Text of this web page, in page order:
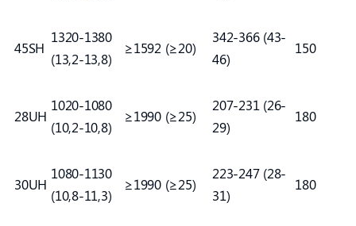
45SH
1320-1380
(13,2-13,8)
≥1592 (≥20)
342-366 (43-
46)
150
28UH
1020-1080
(10,2-10,8)
≥1990 (≥25)
207-231 (26-
29)
180
30UH
1080-1130
(10,8-11,3)
≥1990 (≥25)
223-247 (28-
31)
180